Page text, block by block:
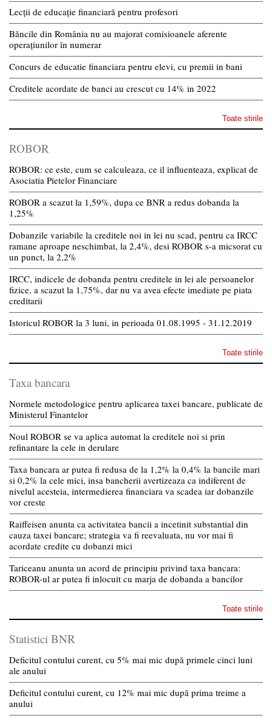
Lecții de educație financiară pentru profesori
Băncile din România nu au majorat comisioanele aferente
operațiunilor în numerar
Concurs de educatie financiara pentru elevi, cu premii in bani
Creditele acordate de banci au crescut cu 14% in 2022
Toate stirile
ROBOR
ROBOR: ce este, cum se calculeaza, ce il influenteaza, explicat de
Asociatia Pietelor Financiare
ROBOR a scazut la 1,59%, dupa ce BNR a redus dobanda la
1,25%
Dobanzile variabile la creditele noi in lei nu scad, pentru ca IRCC
ramane aproape neschimbat, la 2,4%, desi ROBOR s-a micsorat cu
un punct, la 2,2%
IRCC, indicele de dobanda pentru creditele in lei ale persoanelor
fizice, a scazut la 1,75%, dar nu va avea efecte imediate pe piata
creditarii
Istoricul ROBOR la 3 luni, in perioada 01.08.1995 - 31.12.2019
Toate stirile
Taxa bancara
Normele metodologice pentru aplicarea taxei bancare, publicate de
Ministerul Finantelor
Noul ROBOR se va aplica automat la creditele noi si prin
refinantare la cele in derulare
Taxa bancara ar putea fi redusa de la 1,2% la 0,4% la bancile mari
si 0,2% la cele mici, insa bancherii avertizeaza ca indiferent de
nivelul acesteia, intermedierea financiara va scadea iar dobanzile
vor creste
Raiffeisen anunta ca activitatea bancii a incetinit substantial din
cauza taxei bancare; strategia va fi reevaluata, nu vor mai fi
acordate credite cu dobanzi mici
Tariceanu anunta un acord de principiu privind taxa bancara:
ROBOR-ul ar putea fi inlocuit cu marja de dobanda a bancilor
Toate stirile
Statistici BNR
Deficitul contului curent, cu 5% mai mic după primele cinci luni
ale anului
Deficitul contului curent, cu 12% mai mic după prima treime a
anului